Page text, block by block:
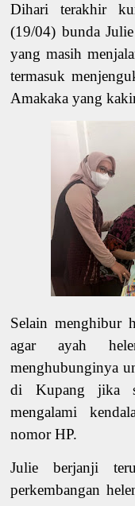
Dihari terakhir
(19/04) bunda
yang masih
termasuk
Amakaka yang
Selain menghibur
agar ayah
menghubunginya
di Kupang jika
mengalami
nomor HP.
Julie berjanji
perkembangan